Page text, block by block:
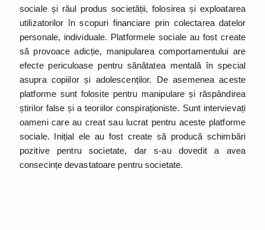
sociale și răul produs societății, folosirea și exploatarea
utilizatorilor în scopuri financiare prin colectarea datelor
personale, individuale. Platformele sociale au fost create
să provoace adicție, manipularea comportamentului are
efecte periculoase pentru sănătatea mentală în special
asupra copiilor și adolescenților. De asemenea aceste
platforme sunt folosite pentru manipulare și răspândirea
știrilor false și a teoriilor conspiraționiste. Sunt intervievați
oameni care au creat sau lucrat pentru aceste platforme
sociale. Inițial ele au fost create să producă schimbări
pozitive pentru societate, dar s-au dovedit a avea
consecințe devastatoare pentru societate.